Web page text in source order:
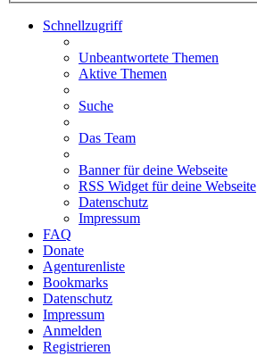
Schnellzugriff
Unbeantwortete Themen
Aktive Themen
Suche
Das Team
Banner für deine Webseite
RSS Widget für deine Webseite
Datenschutz
Impressum
FAQ
Donate
Agenturenliste
Bookmarks
Datenschutz
Impressum
Anmelden
Registrieren